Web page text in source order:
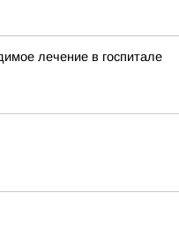
лечение в госпитале